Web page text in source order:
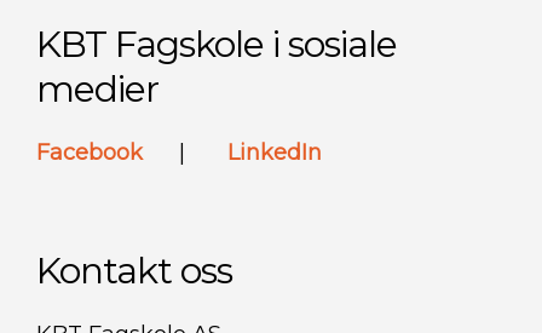
KBT Fagskole i sosiale
medier
Facebook | LinkedIn
Kontakt oss